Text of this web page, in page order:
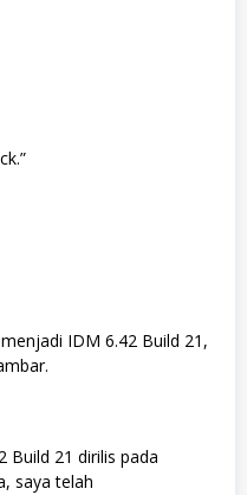
IDM 6.42 Build 21,
Build 21 dirilis pada
saya telah